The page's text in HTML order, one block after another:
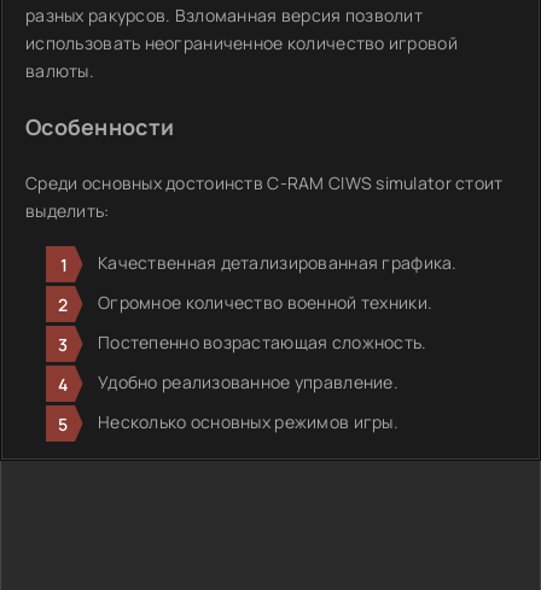
разных ракурсов. Взломанная версия позволит
использовать неограниченное количество игровой
валюты.
Особенности
Среди основных достоинств C-RAM CIWS simulator стоит
выделить:
Качественная детализированная графика.
Огромное количество военной техники.
Постепенно возрастающая сложность.
Удобно реализованное управление.
Несколько основных режимов игры.